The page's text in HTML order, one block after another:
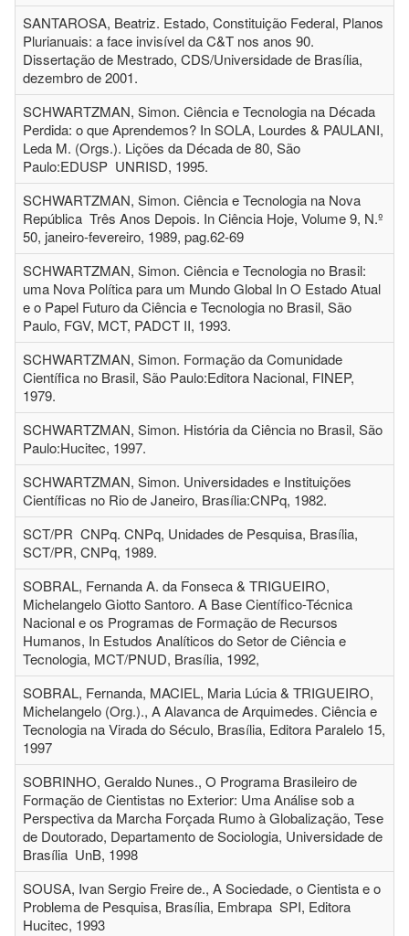
SANTAROSA, Beatriz. Estado, Constituição Federal, Planos
Plurianuais: a face invisível da C&T nos anos 90.
Dissertação de Mestrado, CDS/Universidade de Brasília,
dezembro de 2001.
SCHWARTZMAN, Simon. Ciência e Tecnologia na Década
Perdida: o que Aprendemos? In SOLA, Lourdes & PAULANI,
Leda M. (Orgs.). Lições da Década de 80, São
Paulo:EDUSP UNRISD, 1995.
SCHWARTZMAN, Simon. Ciência e Tecnologia na Nova
República Três Anos Depois. In Ciência Hoje, Volume 9, N.º
50, janeiro-fevereiro, 1989, pag.62-69
SCHWARTZMAN, Simon. Ciência e Tecnologia no Brasil:
uma Nova Política para um Mundo Global In O Estado Atual
e o Papel Futuro da Ciência e Tecnologia no Brasil, São
Paulo, FGV, MCT, PADCT II, 1993.
SCHWARTZMAN, Simon. Formação da Comunidade
Científica no Brasil, São Paulo:Editora Nacional, FINEP,
1979.
SCHWARTZMAN, Simon. História da Ciência no Brasil, São
Paulo:Hucitec, 1997.
SCHWARTZMAN, Simon. Universidades e Instituições
Científicas no Rio de Janeiro, Brasília:CNPq, 1982.
SCT/PR CNPq. CNPq, Unidades de Pesquisa, Brasília,
SCT/PR, CNPq, 1989.
SOBRAL, Fernanda A. da Fonseca & TRIGUEIRO,
Michelangelo Giotto Santoro. A Base Científico-Técnica
Nacional e os Programas de Formação de Recursos
Humanos, In Estudos Analíticos do Setor de Ciência e
Tecnologia, MCT/PNUD, Brasília, 1992,
SOBRAL, Fernanda, MACIEL, Maria Lúcia & TRIGUEIRO,
Michelangelo (Org.)., A Alavanca de Arquimedes. Ciência e
Tecnologia na Virada do Século, Brasília, Editora Paralelo 15,
1997
SOBRINHO, Geraldo Nunes., O Programa Brasileiro de
Formação de Cientistas no Exterior: Uma Análise sob a
Perspectiva da Marcha Forçada Rumo à Globalização, Tese
de Doutorado, Departamento de Sociologia, Universidade de
Brasília UnB, 1998
SOUSA, Ivan Sergio Freire de., A Sociedade, o Cientista e o
Problema de Pesquisa, Brasília, Embrapa SPI, Editora
Hucitec, 1993